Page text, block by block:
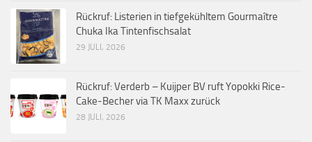
Rückruf: Listerien in tiefgekühltem Gourmaître
Chuka Ika Tintenfischsalat
29 JULI, 2026
Rückruf: Verderb – Kuijper BV ruft Yopokki Rice-
Cake-Becher via TK Maxx zurück
28 JULI, 2026